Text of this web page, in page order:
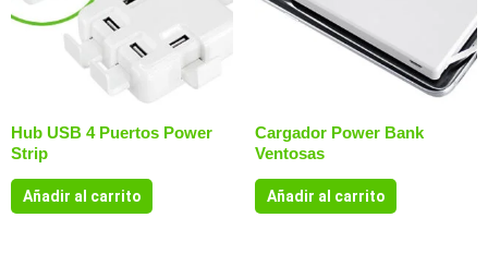
Hub USB 4 Puertos Power
Strip
Añadir al carrito
Cargador Power Bank
Ventosas
Añadir al carrito